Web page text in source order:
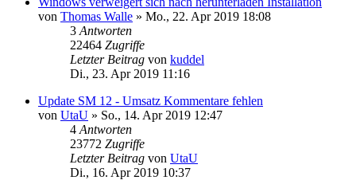
von Thomas Walle » Mo., 22. Apr 2019 18:08
3 Antworten
22464 Zugriffe
Letzter Beitrag von kuddel
Di., 23. Apr 2019 11:16
Update SM 12 - Umsatz Kommentare fehlen
von UtaU » So., 14. Apr 2019 12:47
4 Antworten
23772 Zugriffe
Letzter Beitrag von UtaU
Di., 16. Apr 2019 10:37